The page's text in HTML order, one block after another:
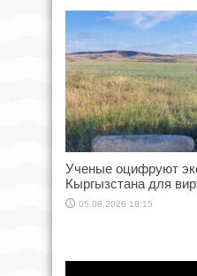
Ученые оцифруют
Кыргызстана для
05.08.2026 18:15